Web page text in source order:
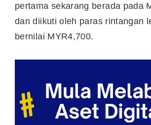
pertama sekarang berada pada
dan diikuti oleh paras rintangan
bernilai MYR4,700.